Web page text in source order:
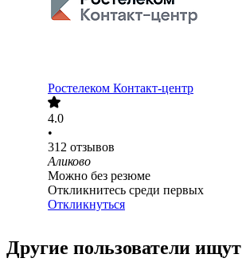
Ростелеком Контакт-центр
4.0
•
312 отзывов
Аликово
Можно без резюме
Откликнитесь среди первых
Откликнуться
Другие пользователи ищут